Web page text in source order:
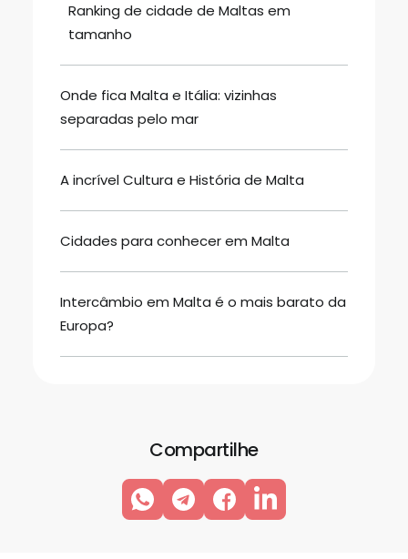
Ranking de cidade de Maltas em
tamanho
Onde fica Malta e Itália: vizinhas
separadas pelo mar
A incrível Cultura e História de Malta
Cidades para conhecer em Malta
Intercâmbio em Malta é o mais barato da
Europa?
Compartilhe